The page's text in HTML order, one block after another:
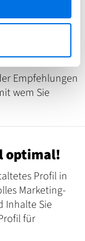
oder besondere
zu zeigen.
Empfehlungen
wem Sie
optimal!
Profil in
Marketing-
Inhalte Sie
für